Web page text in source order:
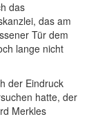
das
das am
Tür dem
lange nicht
der Eindruck
hatte, der
Merkles